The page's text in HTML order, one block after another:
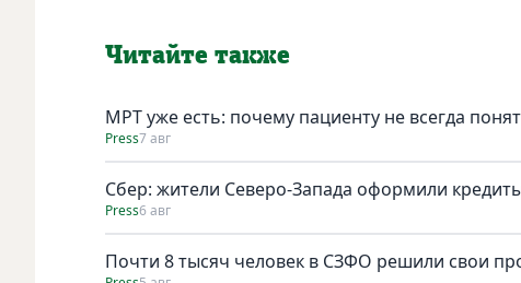
Читайте также
МРТ уже есть: почему пациенту не всегда
Press7 авг
Сбер: жители Северо-Запада оформили
Press6 авг
Почти 8 тысяч человек в СЗФО решили свои